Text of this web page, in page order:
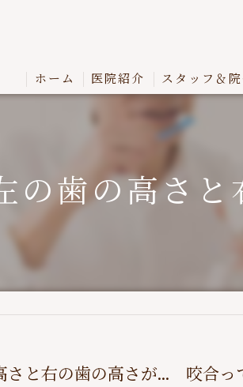
ホーム 医院紹介 スタッフ＆
の歯の高さ
さと右の歯の高さが... 咬合っ